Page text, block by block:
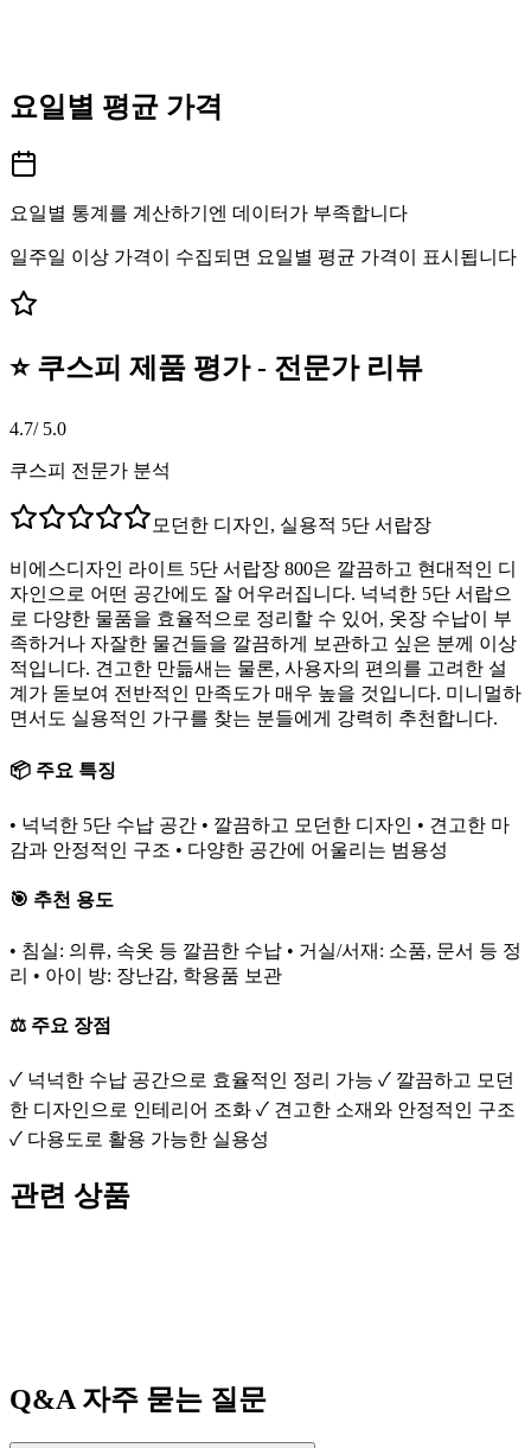
요일별 평균 가격
요일별 통계를 계산하기엔 데이터가 부족합니다
일주일 이상 가격이 수집되면 요일별 평균 가격이 표시됩니다
⭐ 쿠스피 제품 평가 - 전문가 리뷰
4.7/ 5.0
쿠스피 전문가 분석
모던한 디자인, 실용적 5단 서랍장
비에스디자인 라이트 5단 서랍장 800은 깔끔하고 현대적인 디
자인으로 어떤 공간에도 잘 어우러집니다. 넉넉한 5단 서랍으
로 다양한 물품을 효율적으로 정리할 수 있어, 옷장 수납이 부
족하거나 자잘한 물건들을 깔끔하게 보관하고 싶은 분께 이상
적입니다. 견고한 만듦새는 물론, 사용자의 편의를 고려한 설
계가 돋보여 전반적인 만족도가 매우 높을 것입니다. 미니멀하
면서도 실용적인 가구를 찾는 분들에게 강력히 추천합니다.
📦 주요 특징
• 넉넉한 5단 수납 공간 • 깔끔하고 모던한 디자인 • 견고한 마
감과 안정적인 구조 • 다양한 공간에 어울리는 범용성
🎯 추천 용도
• 침실: 의류, 속옷 등 깔끔한 수납 • 거실/서재: 소품, 문서 등 정
리 • 아이 방: 장난감, 학용품 보관
⚖️ 주요 장점
✓ 넉넉한 수납 공간으로 효율적인 정리 가능 ✓ 깔끔하고 모던
한 디자인으로 인테리어 조화 ✓ 견고한 소재와 안정적인 구조
✓ 다용도로 활용 가능한 실용성
관련 상품
Q&A 자주 묻는 질문